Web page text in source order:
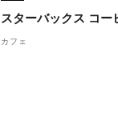
スターバックス コー
カフェ